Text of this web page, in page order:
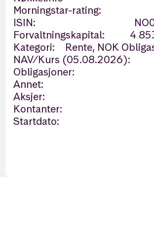
Morningstar-rating:
ISIN:
Forvaltningskapital:
4
Kategori:
Rente, NOK
NAV/Kurs (05.08.2026):
Obligasjoner:
Annet:
Aksjer:
Kontanter:
Startdato: